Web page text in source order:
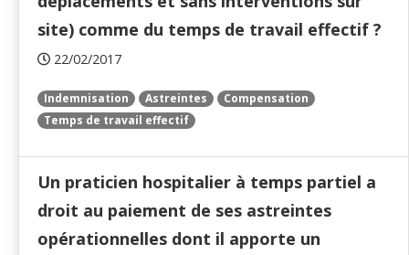
site) comme du temps de travail effectif ?
22/02/2017
Indemnisation Astreintes
Compensation
Temps de travail effectif
Un praticien hospitalier à temps partiel a
droit au paiement de ses astreintes
opérationnelles dont il apporte un